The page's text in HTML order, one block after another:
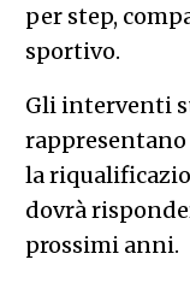
per step,
sportivo.
Gli interventi
la
dovrà
prossimi anni.